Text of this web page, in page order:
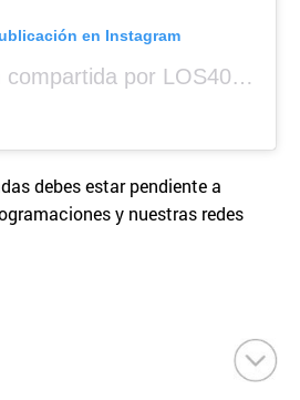
en Instagram
Una publicación compartida por LOS40 Panamá (@los40panama)
debes estar pendiente a
y nuestras redes